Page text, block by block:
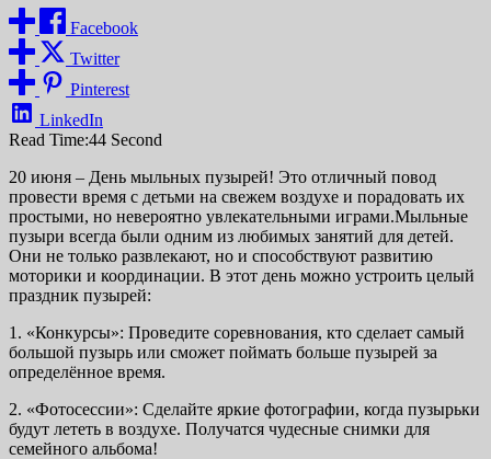
Facebook
Twitter
Pinterest
LinkedIn
Read Time:44 Second
20 июня – День мыльных пузырей! Это отличный повод
провести время с детьми на свежем воздухе и порадовать их
простыми, но невероятно увлекательными играми.Мыльные
пузыри всегда были одним из любимых занятий для детей.
Они не только развлекают, но и способствуют развитию
моторики и координации. В этот день можно устроить целый
праздник пузырей:
1. «Конкурсы»: Проведите соревнования, кто сделает самый
большой пузырь или сможет поймать больше пузырей за
определённое время.
2. «Фотосессии»: Сделайте яркие фотографии, когда пузырьки
будут лететь в воздухе. Получатся чудесные снимки для
семейного альбома!